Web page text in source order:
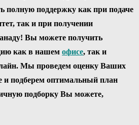
полную поддержку как при подаче
так и при получении
Вы можете получить
как в нашем офисе, так и
Мы проведем оценку Ваших
и подберем оптимальный план
подборку Вы можете,